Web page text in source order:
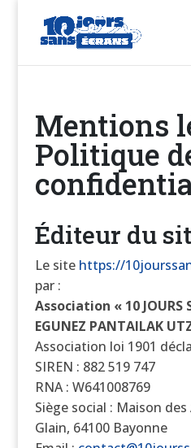
Mentions
Politique
Éditeur du
Le site https://
par :
Association « 10 JOURS
EGUNEZ PANTAILAK
Association loi 1901
SIREN : 882 519 747
RNA : W641008769
Siège social : Maison
Glain, 64100 Bayonne